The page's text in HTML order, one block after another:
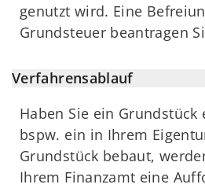
genutzt wird. Eine
Grundsteuer beantragen
Verfahrensablauf
Haben Sie ein
bspw. ein in Ihrem
Grundstück bebaut,
Ihrem Finanzamt eine